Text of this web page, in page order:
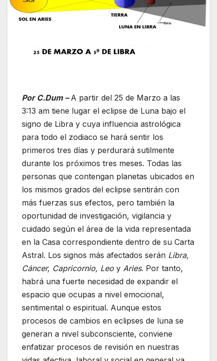
Por C.Dum –A partir del 25 de Marzo a las
3:13 am tiene lugar el eclipse de Luna bajo el
signo de Libra y cuya influencia astrológica
para todo el zodiaco se hará sentir los
primeros tres días y perdurará sutilmente
durante los próximos tres meses. Todas las
personas que contengan planetas ubicados en
los mismos grados del eclipse sentirán con
más fuerzas sus efectos, pero también la
oportunidad de investigación, vigilancia y
cuidado según el área de la vida representada
en la Casa correspondiente dentro de su Carta
Astral. Los signos más afectados serán Libra,
Cáncer, Capricornio, Leo y Aries. Por tanto,
habrá una fuerte necesidad de expandir el
espacio que ocupas a nivel emocional,
sentimental o espiritual. Aunque estos
procesos de cambios en eclipses de luna se
generan a nivel subconsciente, conviene
enfatizar procesos de revisión en nuestras